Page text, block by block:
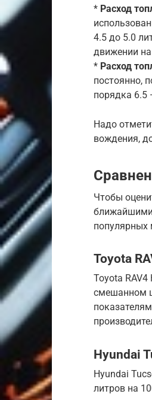
* Расход
4.5 до 5.0
движении на
* Расход
постоянно,
порядка 6.5
Надо
вождения,
Чтобы
ближайшими
популярных
Toyota
Toyota RAV4
смешанном
Hyundai
Hyundai
литров на